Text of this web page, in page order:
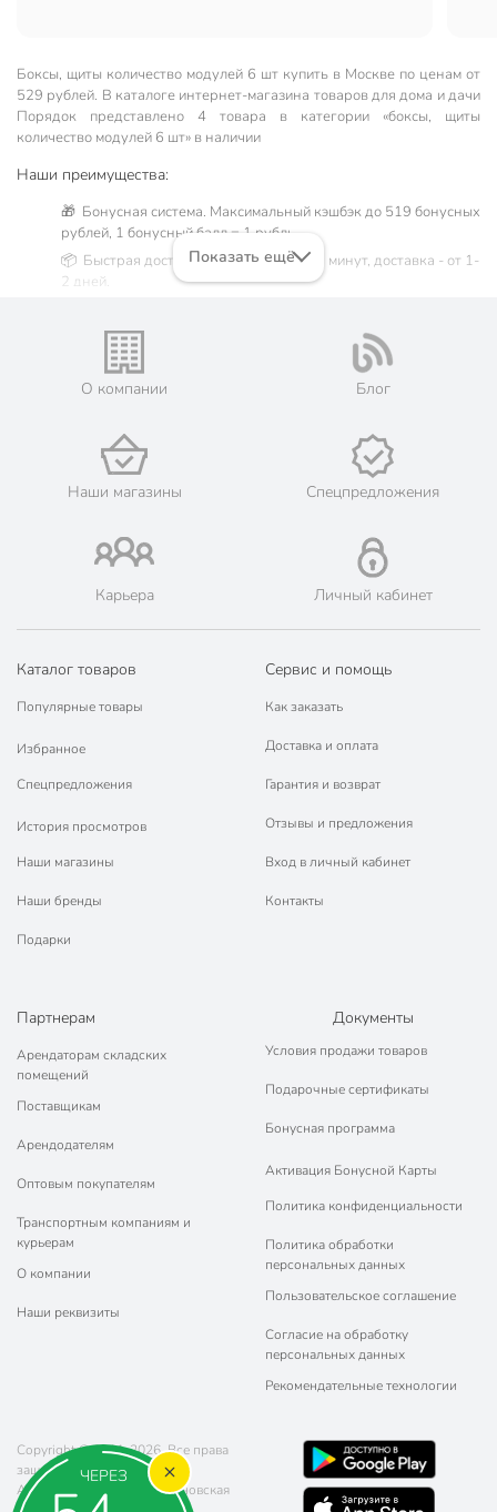
ЧЕРЕЗ
Боксы, щиты количество модулей 6 шт купить в Москве по ценам от
529 рублей. В каталоге интернет-магазина товаров для дома и дачи
Порядок представлено 4 товара в категории «боксы, щиты
количество модулей 6 шт» в наличии
Наши преимущества:
🎁 Бонусная система. Максимальный кэшбэк до 519 бонусных
рублей, 1 бонусный балл = 1 рубль.
📦 Быстрая доставка. Самовывоз от 60 минут, доставка - от 1-
2 дней.
Жители Московской области могут сделать заказ и оплатить
его онлайн на официальном сайте сети магазинов Порядок.
💳 Оплата: онлайн на сайте интернет-гипермаркета или
🛍 Скидки, акции, распродажи каждый день!
📜 Только оригинальная продукция. Интернет-гипермаркет
Порядок - официальный представитель ведущих мировых
марок.
Показать ещё
О компании Блог
Наши магазины Спецпредложения
Карьера Личный кабинет
Каталог товаров
Популярные товары
Избранное
Спецпредложения
История просмотров
Наши магазины
Наши бренды
Подарки
Сервис и помощь
Как заказать
Доставка и оплата
Гарантия и возврат
Отзывы и предложения
Вход в личный кабинет
Контакты
Партнерам
Арендаторам складских
помещений
Поставщикам
Арендодателям
Оптовым покупателям
Транспортным компаниям и
курьерам
О компании
Наши реквизиты
Документы
Условия продажи товаров
Подарочные сертификаты
Бонусная программа
Активация Бонусной Карты
Политика конфиденциальности
Политика обработки
персональных данных
Пользовательское соглашение
Согласие на обработку
персональных данных
Рекомендательные технологии
Copyright © 2011-2026. Все права
защищены.
Адрес: г. Москва, ул. Чертановская